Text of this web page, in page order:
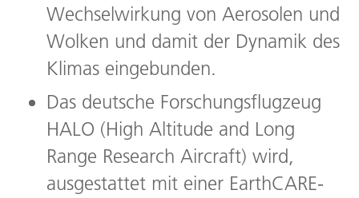
Wechselwirkung von Aerosolen und
Wolken und damit der Dynamik des
Klimas eingebunden.
Das deutsche Forschungsflugzeug
HALO (High Altitude and Long
Range Research Aircraft) wird,
ausgestattet mit einer EarthCARE-